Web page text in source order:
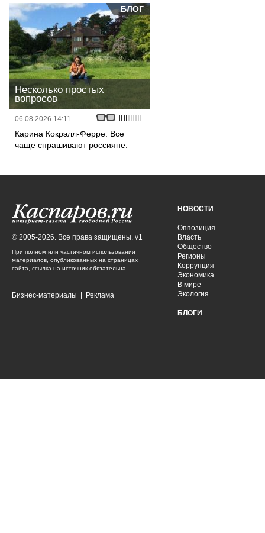
БЛОГ
Несколько простых
вопросов
06.08.2026 14:11
Карина Кокрэлл-Ферре: Все
чаще спрашивают россияне.
© 2005-2026. Все права защищены. v1
При полном или частичном использовании
материалов, опубликованных на страницах
сайта, ссылка на источник обязательна.
Бизнес-материалы Реклама
НОВОСТИ
Оппозиция
Власть
Общество
Регионы
Коррупция
Экономика
В мире
Экология
БЛОГИ